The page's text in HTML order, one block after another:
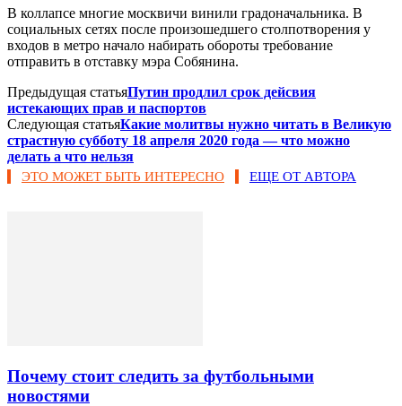
В коллапсе многие москвичи винили градоначальника. В
социальных сетях после произошедшего столпотворения у
входов в метро начало набирать обороты требование
отправить в отставку мэра Собянина.
Предыдущая статьяПутин продлил срок дейсвия
истекающих прав и паспортов
Следующая статьяКакие молитвы нужно читать в Великую
страстную субботу 18 апреля 2020 года — что можно
делать а что нельзя
ЭТО МОЖЕТ БЫТЬ ИНТЕРЕСНО ЕЩЕ ОТ АВТОРА
Почему стоит следить за футбольными
новостями